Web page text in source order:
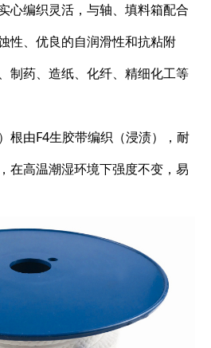
心编织灵活，与轴、填料箱配合
性、优良的自润滑性和抗粘附
制药、造纸、化纤、精细化工等
根由F4生胶带编织（浸渍），耐
在高温潮湿环境下强度不变，易